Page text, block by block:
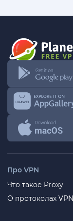
Про VPN
Что такое Proxy
О протоколах VPN